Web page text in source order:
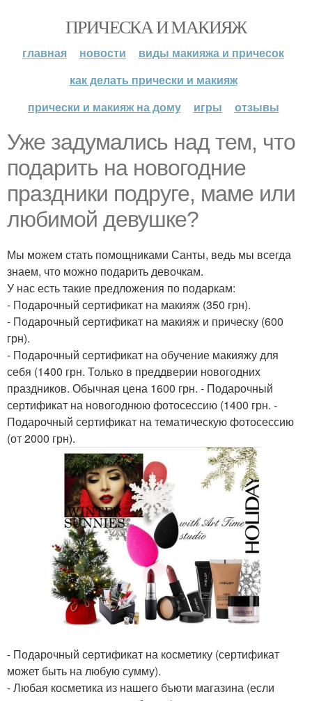
ПРИЧЕСКА И МАКИЯЖ
главная новости
виды макияжа и причесок
как делать прически и макияж
прически и макияж на дому
игры отзывы
Уже задумались над тем, что
подарить на новогодние
праздники подруге, маме или
любимой девушке?
Мы можем стать помощниками Санты, ведь мы всегда
знаем, что можно подарить девочкам.
У нас есть такие предложения по подаркам:
- Подарочный сертификат на макияж (350 грн).
- Подарочный сертификат на макияж и прическу (600
грн).
- Подарочный сертификат на обучение макияжу для
себя (1400 грн. Только в преддверии новогодних
праздников. Обычная цена 1600 грн. - Подарочный
сертификат на новогоднюю фотосессию (1400 грн. -
Подарочный сертификат на тематическую фотосессию
(от 2000 грн).
- Подарочный сертификат на косметику (сертификат
может быть на любую сумму).
- Любая косметика из нашего бъюти магазина (если